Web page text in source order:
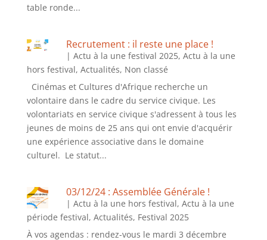
table ronde...
Recrutement : il reste une place !
| Actu à la une festival 2025, Actu à la une
hors festival, Actualités, Non classé
Cinémas et Cultures d'Afrique recherche un
volontaire dans le cadre du service civique. Les
volontariats en service civique s'adressent à tous les
jeunes de moins de 25 ans qui ont envie d'acquérir
une expérience associative dans le domaine
culturel. Le statut...
03/12/24 : Assemblée Générale !
| Actu à la une hors festival, Actu à la une
période festival, Actualités, Festival 2025
À vos agendas : rendez-vous le mardi 3 décembre